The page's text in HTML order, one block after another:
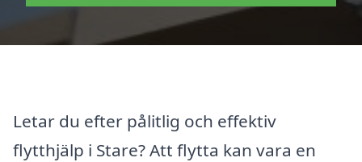
Letar du efter pålitlig och effektiv
flytthjälp i Stare? Att flytta kan vara en